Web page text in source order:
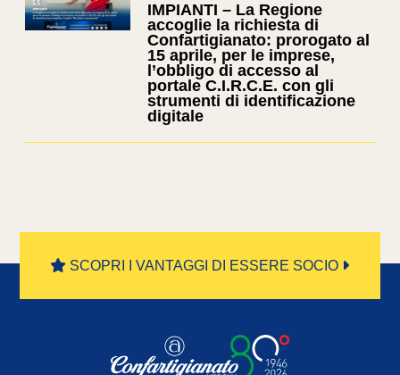
IMPIANTI – La Regione
accoglie la richiesta di
Confartigianato: prorogato al
15 aprile, per le imprese,
l’obbligo di accesso al
portale C.I.R.C.E. con gli
strumenti di identificazione
digitale
SCOPRI I VANTAGGI DI ESSERE SOCIO